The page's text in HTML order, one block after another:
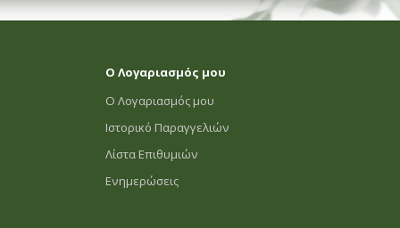
Ο Λογαριασμός μου
Ο Λογαριασμός μου
Ιστορικό Παραγγελιών
Λίστα Επιθυμιών
Ενημερώσεις